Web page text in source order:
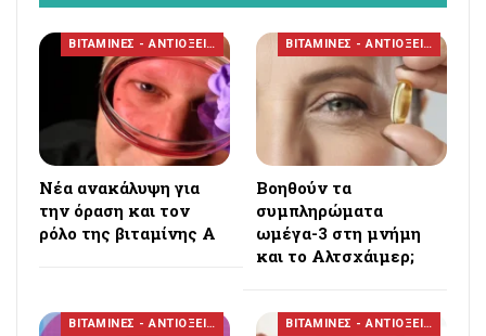
ΒΙΤΑΜΙΝΕΣ - ΑΝΤΙΟΞΕΙΔΩΤΙΚΑ
Νέα ανακάλυψη για
την όραση και τον
ρόλο της βιταμίνης Α
ΒΙΤΑΜΙΝΕΣ - ΑΝΤΙΟΞΕΙΔΩΤΙΚΑ
Βοηθούν τα
συμπληρώματα
ωμέγα-3 στη μνήμη
και το Αλτσχάιμερ;
ΒΙΤΑΜΙΝΕΣ - ΑΝΤΙΟΞΕΙΔΩΤΙΚΑ ΒΙΤΑΜΙΝΕΣ - ΑΝΤΙΟΞΕΙΔΩΤΙΚΑ